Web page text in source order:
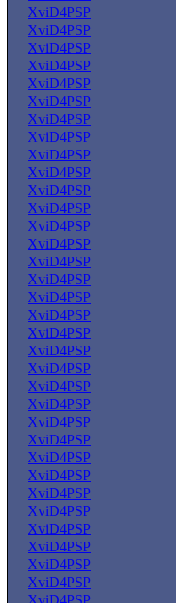
XviD4PSP
XviD4PSP
XviD4PSP
XviD4PSP
XviD4PSP
XviD4PSP
XviD4PSP
XviD4PSP
XviD4PSP
XviD4PSP
XviD4PSP
XviD4PSP
XviD4PSP
XviD4PSP
XviD4PSP
XviD4PSP
XviD4PSP
XviD4PSP
XviD4PSP
XviD4PSP
XviD4PSP
XviD4PSP
XviD4PSP
XviD4PSP
XviD4PSP
XviD4PSP
XviD4PSP
XviD4PSP
XviD4PSP
XviD4PSP
XviD4PSP
XviD4PSP
XviD4PSP